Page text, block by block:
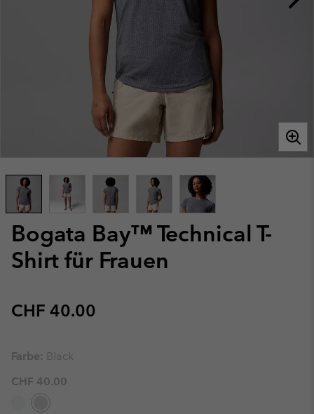
Bogata Bay™ Technical T-
Shirt für Frauen
Regular price:
CHF 40.00
Farbe: Black
CHF 40.00